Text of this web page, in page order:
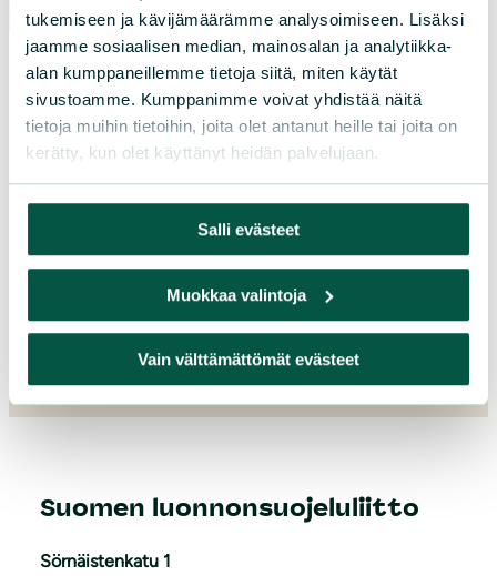
tukemiseen ja kävijämäärämme analysoimiseen. Lisäksi
jaamme sosiaalisen median, mainosalan ja analytiikka-
alan kumppaneillemme tietoja siitä, miten käytät
sivustoamme. Kumppanimme voivat yhdistää näitä
tietoja muihin tietoihin, joita olet antanut heille tai joita on
kerätty, kun olet käyttänyt heidän palvelujaan.
Salli evästeet
Muokkaa valintoja
Vain välttämättömät evästeet
Liity
Suomen luonnonsuojeluliitto
Sörnäistenkatu 1